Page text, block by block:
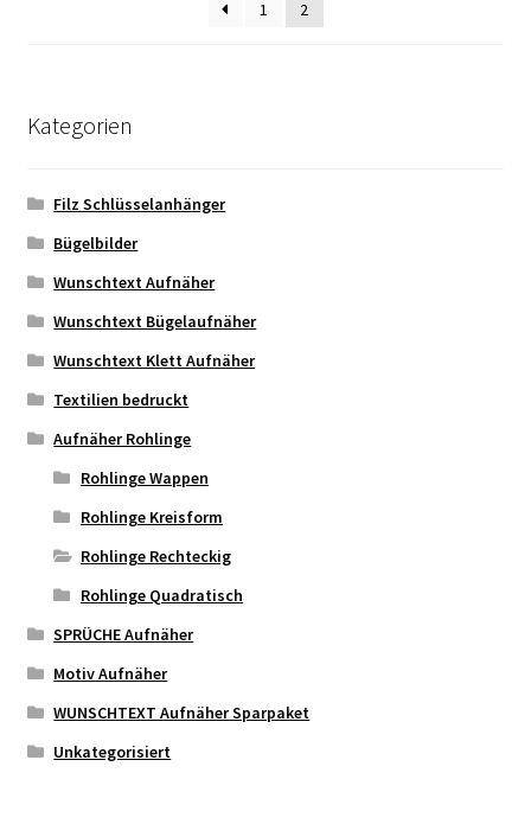
1 2
Kategorien
Filz Schlüsselanhänger
Bügelbilder
Wunschtext Aufnäher
Wunschtext Bügelaufnäher
Wunschtext Klett Aufnäher
Textilien bedruckt
Aufnäher Rohlinge
Rohlinge Wappen
Rohlinge Kreisform
Rohlinge Rechteckig
Rohlinge Quadratisch
SPRÜCHE Aufnäher
Motiv Aufnäher
WUNSCHTEXT Aufnäher Sparpaket
Unkategorisiert